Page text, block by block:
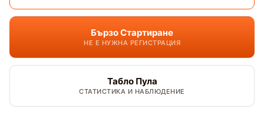
Бързо Стартиране
НЕ Е НУЖНА РЕГИСТРАЦИЯ
Табло Пула
СТАТИСТИКА И НАБЛЮДЕНИЕ